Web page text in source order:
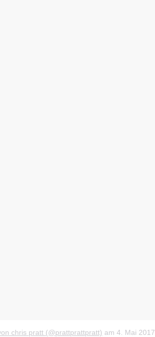
chris pratt (@prattprattpratt) am 4. Mai